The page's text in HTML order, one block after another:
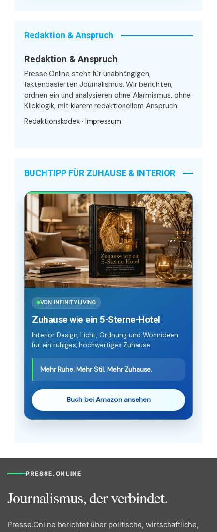
Redaktion & Anspruch
Redaktion & Anspruch
Presse.Online steht für unabhängigen,
faktenbasierten Journalismus. Wir berichten,
ordnen ein und analysieren ohne Alarmismus, ohne
Klicklogik, mit klarem redaktionellem Anspruch.
Redaktionskodex · Impressum
BUCHTIPP FÜR ZUHAUSE & INTERIOR
VON INFINITY.LIVING
Zuhause wie ein 5-Sterne-Hotel
Interior Design, Licht, Ordnung und Wohnideen
für ein ruhiges, hochwertiges Zuhause.
Mehr Ruhe. Mehr Stil. Mehr Zuhause.
Buch bei Amazon ansehen
PRESSE.ONLINE
Journalismus, der verbindet.
Presse.Online berichtet über politische, wirtschaftliche,